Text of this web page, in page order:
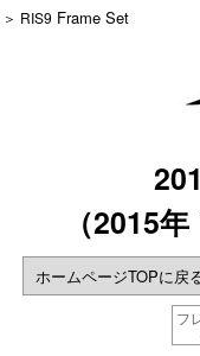
＞ RIS9 Frame Set
（2015
ホームページTOPに戻
フ